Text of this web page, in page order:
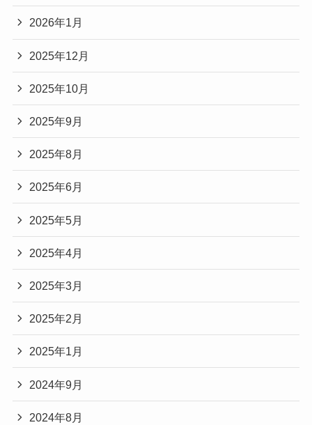
2026年1月
2025年12月
2025年10月
2025年9月
2025年8月
2025年6月
2025年5月
2025年4月
2025年3月
2025年2月
2025年1月
2024年9月
2024年8月